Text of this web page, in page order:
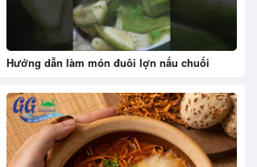
Hướng dẫn làm món đuôi lợn nấu chuối